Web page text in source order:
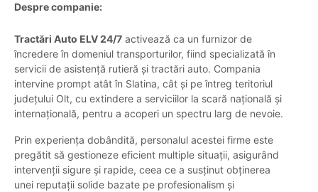
Despre companie:
Tractări Auto ELV 24/7 activează ca un furnizor de
încredere în domeniul transporturilor, fiind specializată în
servicii de asistență rutieră și tractări auto. Compania
intervine prompt atât în Slatina, cât și pe întreg teritoriul
județului Olt, cu extindere a serviciilor la scară națională și
internațională, pentru a acoperi un spectru larg de nevoie.
Prin experiența dobândită, personalul acestei firme este
pregătit să gestioneze eficient multiple situații, asigurând
intervenții sigure și rapide, ceea ce a susținut obținerea
unei reputații solide bazate pe profesionalism și